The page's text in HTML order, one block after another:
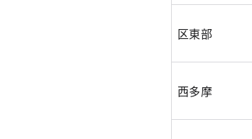
区東部
西多摩